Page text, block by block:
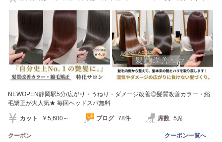
NEWOPEN静岡駅5分/広がり・うねり・ダメージ改善◎髪質改善カラー・縮
毛矯正が大人気★ 毎回ヘッドスパ無料
カット ￥5,600～ ブログ 78件 席数 5席
クーポン クーポン一覧へ